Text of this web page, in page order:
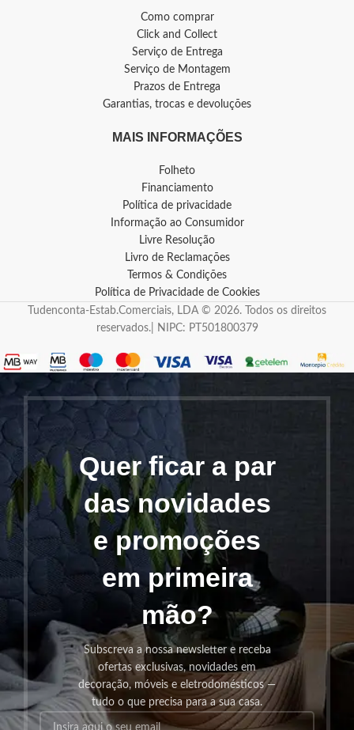
Como comprar
Click and Collect
Serviço de Entrega
Serviço de Montagem
Prazos de Entrega
Garantias, trocas e devoluções
MAIS INFORMAÇÕES
Folheto
Financiamento
Política de privacidade
Informação ao Consumidor
Livre Resolução
Livro de Reclamações
Termos & Condições
Política de Privacidade de Cookies
Tudenconta-Estab.Comerciais, LDA © 2026. Todos os direitos
reservados.| NIPC: PT501800379
Quer ficar a par
das novidades
e promoções
em primeira
mão?
Subscreva a nossa newsletter e receba
ofertas exclusivas, novidades em
decoração, móveis e eletrodomésticos —
tudo o que precisa para a sua casa.